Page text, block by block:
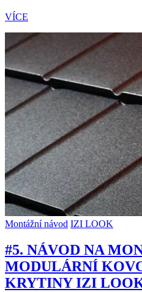
VÍCE
Montážní návod IZI LOOK
#5. NÁVOD NA
MODULÁRNÍ
KRYTINY IZI